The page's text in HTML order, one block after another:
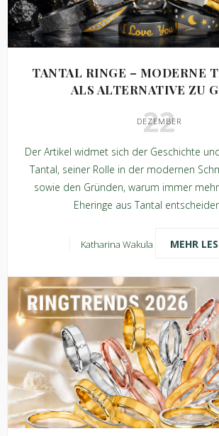
TANTAL RINGE – MODERNE
ALS ALTERNATIVE ZU
22
DEZEMBER
Der Artikel widmet sich der Geschichte
Tantal, seiner Rolle in der modernen
sowie den Gründen, warum immer
Eheringe aus Tantal
Katharina Wakula MEHR